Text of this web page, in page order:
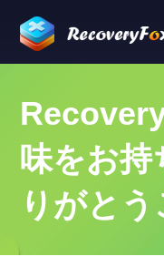
味をお持
りがと